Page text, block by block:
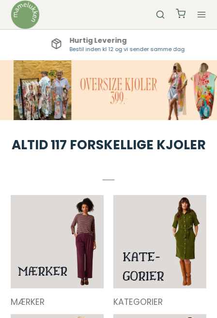
Hurtig Levering
Bestil inden kl 12 og vi sender samme dag
ALTID 117 FORSKELLIGE KJOLER
MÆRKER KATEGORIER